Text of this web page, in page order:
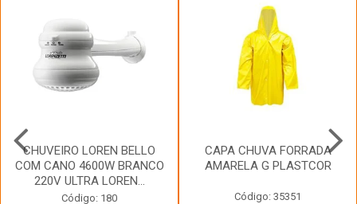
CHUVEIRO LOREN BELLO
COM CANO 4600W BRANCO
220V ULTRA LOREN...
Código: 180
CAPA CHUVA FORRADA
AMARELA G PLASTCOR
Código: 35351